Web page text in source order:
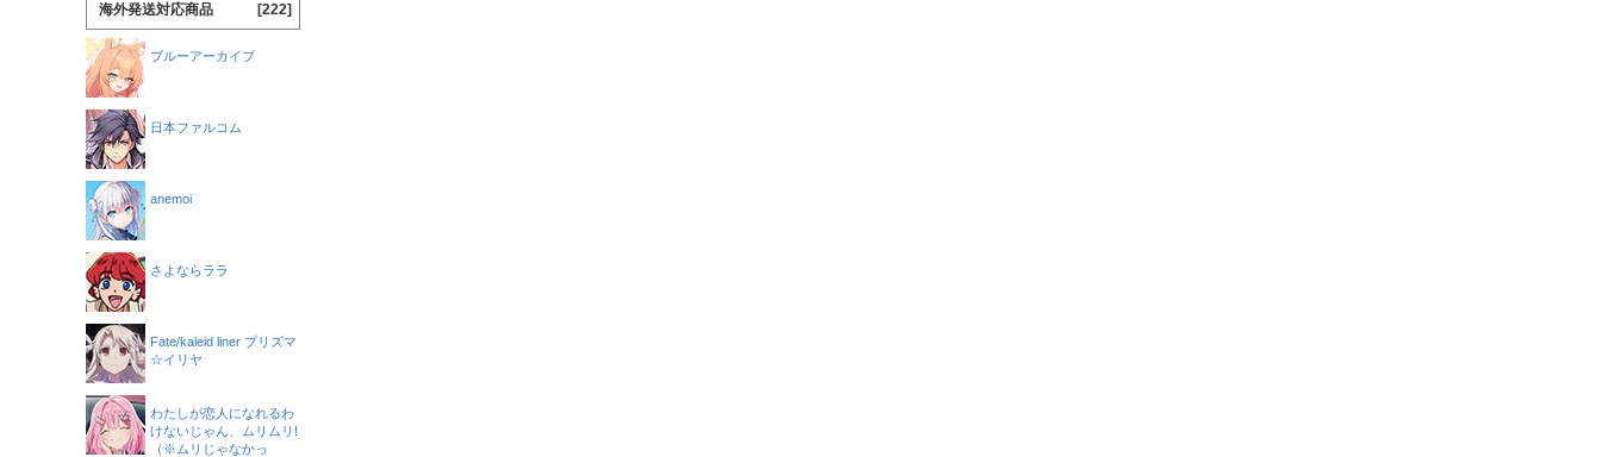
海外発送対応商品 [222]
ブルーアーカイブ
日本ファルコム
anemoi
さよならララ
Fate/kaleid liner プリズマ
☆イリヤ
わたしが恋人になれるわ
けないじゃん、ムリムリ!
（※ムリじゃなかっ